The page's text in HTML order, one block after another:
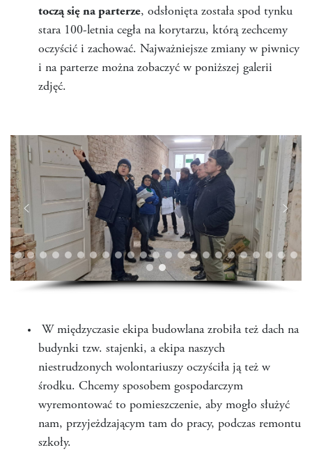
toczą się na parterze, odsłonięta została spod tynku
stara 100-letnia cegła na korytarzu, którą zechcemy
oczyścić i zachować. Najważniejsze zmiany w piwnicy
i na parterze można zobaczyć w poniższej galerii
zdjęć.
W międzyczasie ekipa budowlana zrobiła też dach na
budynki tzw. stajenki, a ekipa naszych
niestrudzonych wolontariuszy oczyściła ją też w
środku. Chcemy sposobem gospodarczym
wyremontować to pomieszczenie, aby mogło służyć
nam, przyjeżdzającym tam do pracy, podczas remontu
szkoły.